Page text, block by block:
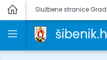
Službene stranice